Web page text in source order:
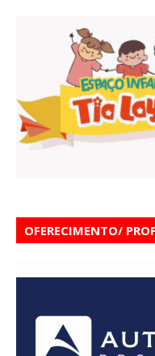
OFERECIMENTO/